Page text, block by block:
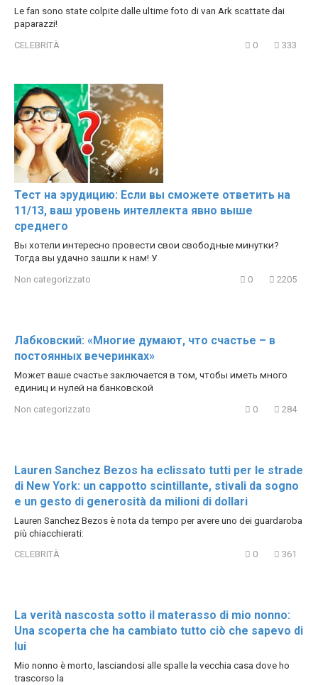
Le fan sono state colpite dalle ultime foto di van Ark scattate dai
paparazzi!
CELEBRITÀ 0 333
Тест на эрудицию: Если вы сможете ответить на
11/13, ваш уровень интеллекта явно выше
среднего
Вы хотели интересно провести свои свободные минутки?
Тогда вы удачно зашли к нам! У
Non categorizzato 0 2205
Лабковский: «Многие думают, что счастье – в
постоянных вечеринках»
Может ваше счастье заключается в том, чтобы иметь много
единиц и нулей на банковской
Non categorizzato 0 284
Lauren Sanchez Bezos ha eclissato tutti per le strade
di New York: un cappotto scintillante, stivali da sogno
e un gesto di generosità da milioni di dollari
Lauren Sanchez Bezos è nota da tempo per avere uno dei guardaroba
più chiacchierati:
CELEBRITÀ 0 361
La verità nascosta sotto il materasso di mio nonno:
Una scoperta che ha cambiato tutto ciò che sapevo di
lui
Mio nonno è morto, lasciandosi alle spalle la vecchia casa dove ho
trascorso la